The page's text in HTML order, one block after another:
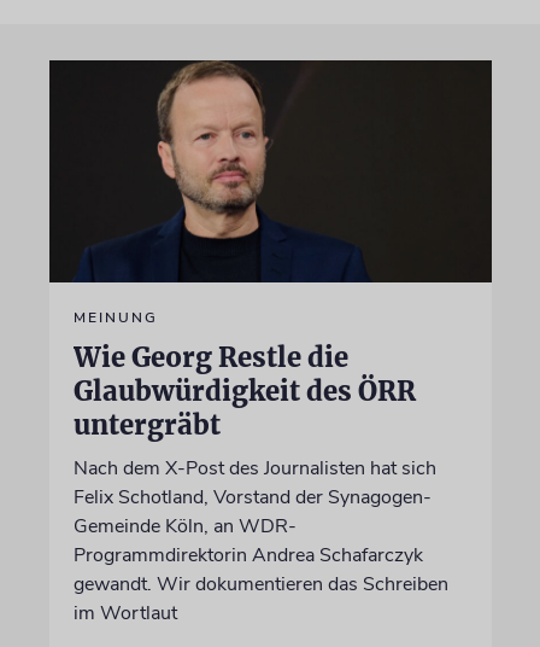
MEINUNG
Wie Georg Restle die
Glaubwürdigkeit des ÖRR
untergräbt
Nach dem X-Post des Journalisten hat sich
Felix Schotland, Vorstand der Synagogen-
Gemeinde Köln, an WDR-
Programmdirektorin Andrea Schafarczyk
gewandt. Wir dokumentieren das Schreiben
im Wortlaut